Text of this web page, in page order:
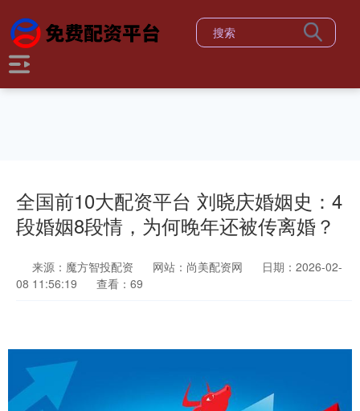
全国前10大配资平台 刘晓庆婚姻史：4
段婚姻8段情，为何晚年还被传离婚？
来源：魔方智投配资 网站：尚美配资网
日期：2026-02-
08 11:56:19
查看：69